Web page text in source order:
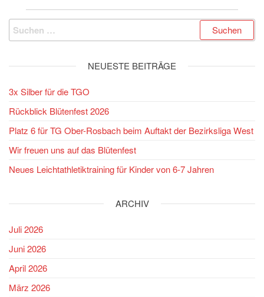
NEUESTE BEITRÄGE
3x Silber für die TGO
Rückblick Blütenfest 2026
Platz 6 für TG Ober-Rosbach beim Auftakt der Bezirksliga West
Wir freuen uns auf das Blütenfest
Neues Leichtathletiktraining für Kinder von 6-7 Jahren
ARCHIV
Juli 2026
Juni 2026
April 2026
März 2026